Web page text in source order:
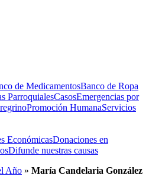
de MedicamentosBanco de Ropa
ParroquialesCasosEmergencias por
Promoción HumanaServicios
EconómicasDonaciones en
Difunde nuestras causas
Año » María Candelaria González